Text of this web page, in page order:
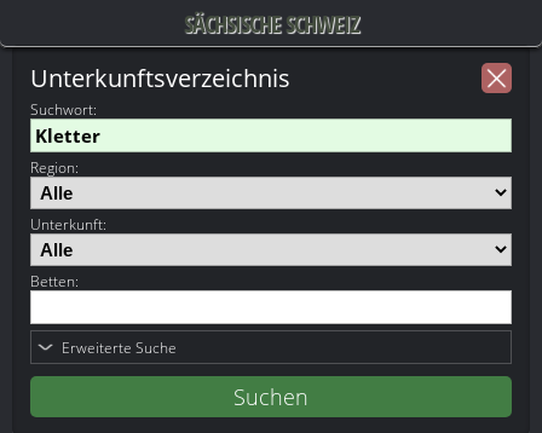
SÄCHSISCHE SCHWEIZ
Unterkunftsverzeichnis
Suchwort:
Region:
Unterkunft:
Betten:
Erweiterte Suche